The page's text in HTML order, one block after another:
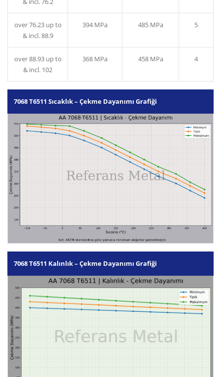
over 76.23 up to
& incl. 88.9
394 MPa 485 MPa 5
over 88.93 up to
& incl. 102
368 MPa 458 MPa 4
7068 T6511 Sıcaklık – Çekme Dayanımı Grafiği
7068 T6511 Kalınlık – Çekme Dayanımı Grafiği